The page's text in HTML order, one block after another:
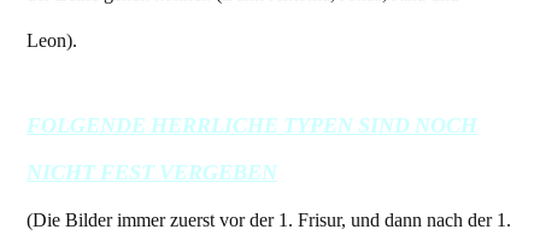
Leon).
FOLGENDE HERRLICHE TYPEN SIND NOCH
NICHT FEST VERGEBEN
(Die Bilder immer zuerst vor der 1. Frisur, und dann nach der 1.